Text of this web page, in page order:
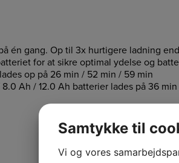
én gang. Op til 3x hurtigere ladning end
for at sikre optimal ydelse og
op på 26 min / 52 min / 59 min
8.0 Ah / 12.0 Ah batterier lades på 36
Samtykke til
Vi og vores